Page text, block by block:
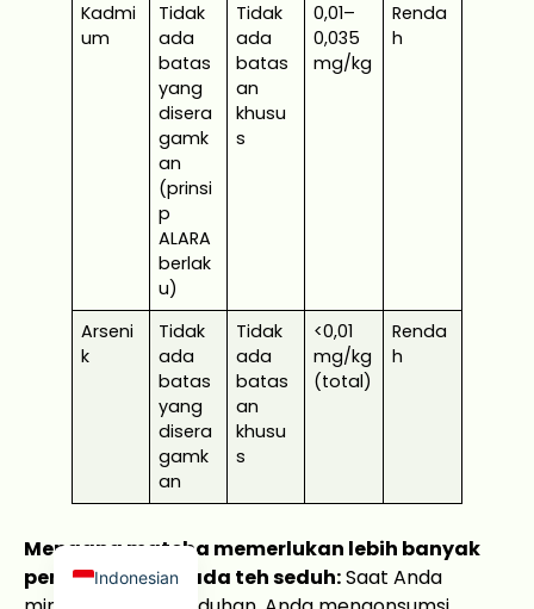
Kadmi
um
Tidak
ada
batas
yang
disera
gamk
an
(prinsi
p
ALARA
berlak
u)
Tidak
ada
batas
an
khusu
s
0,01–
0,035
mg/kg
Renda
h
Arseni
k
Tidak
ada
batas
yang
disera
gamk
an
Tidak
ada
batas
an
khusu
s
<0,01
mg/kg
(total)
Renda
h
Mengapa matcha memerlukan lebih banyak
pengujian daripada teh seduh:Saat Anda
Indonesian
German
Russian
Japanese